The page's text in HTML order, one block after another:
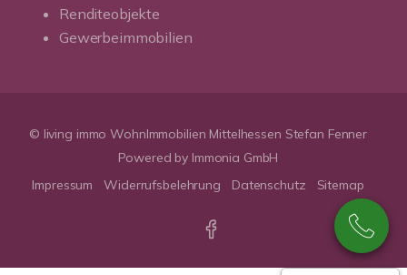
Renditeobjekte
Gewerbeimmobilien
© living immo WohnImmobilien Mittelhessen Stefan Fenner
Powered by Immonia GmbH
Impressum
Widerrufsbelehrung Datenschutz Sitemap